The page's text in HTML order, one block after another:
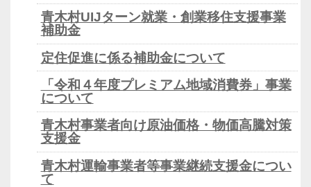
青木村UIJターン就業・創業移住支援事業
補助金
定住促進に係る補助金について
「令和４年度プレミアム地域消費券」事業
について
青木村事業者向け原油価格・物価高騰対策
支援金
青木村運輸事業者等事業継続支援金につい
て